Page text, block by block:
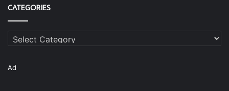
CATEGORIES
Categories
Ad